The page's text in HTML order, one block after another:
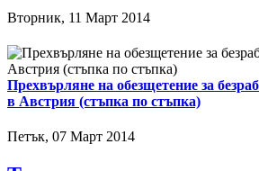
Вторник, 11 Март 2014
Прехвърляне на обезщетение за
в Австрия (стъпка по стъпка)
Петък, 07 Март 2014